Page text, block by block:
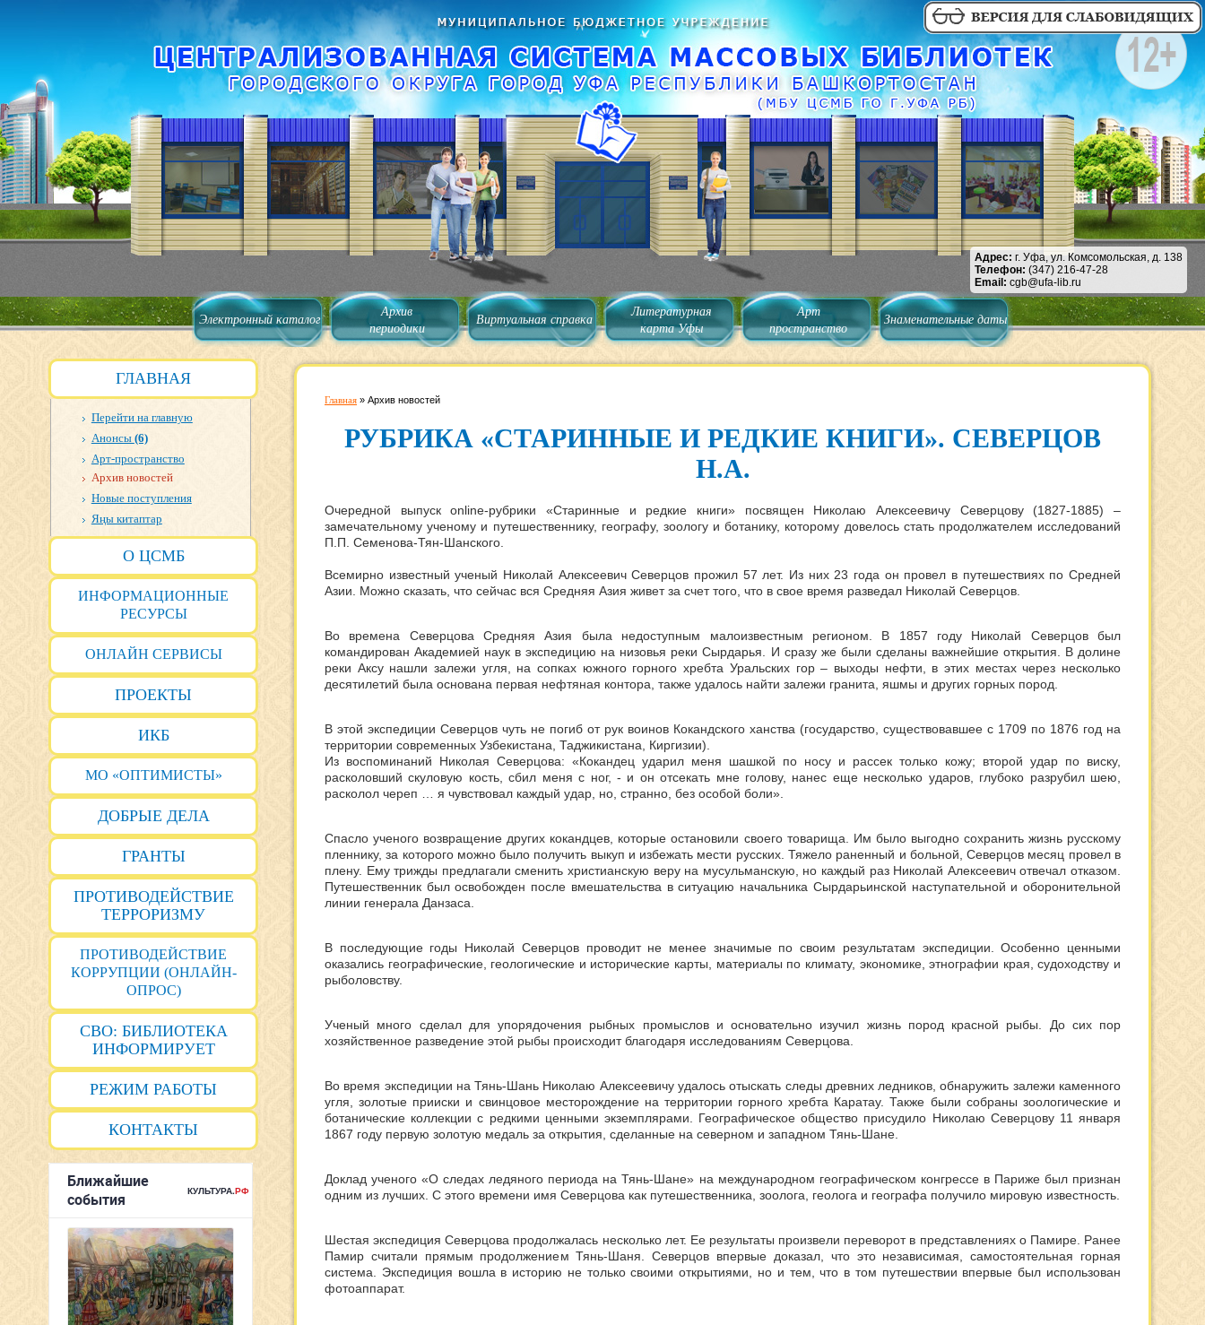
Электронный каталог
Архив
периодики
Виртуальная справка
Литературная
карта Уфы
Арт
пространство
Знаменательные даты
ГЛАВНАЯ
Перейти на главную
Анонсы (6)
Арт-пространство
Архив новостей
Новые поступления
Яңы китаптар
О ЦСМБ
ИНФОРМАЦИОННЫЕ
РЕСУРСЫ
ОНЛАЙН СЕРВИСЫ
ПРОЕКТЫ
ИКБ
МО «ОПТИМИСТЫ»
ДОБРЫЕ ДЕЛА
ГРАНТЫ
ПРОТИВОДЕЙСТВИЕ
ТЕРРОРИЗМУ
ПРОТИВОДЕЙСТВИЕ
КОРРУПЦИИ (ОНЛАЙН-
ОПРОС)
СВО: БИБЛИОТЕКА
ИНФОРМИРУЕТ
РЕЖИМ РАБОТЫ
КОНТАКТЫ
Главная » Архив новостей
РУБРИКА «СТАРИННЫЕ И РЕДКИЕ КНИГИ». СЕВЕРЦОВ
Н.А.
Очередной выпуск online-рубрики «Старинные и редкие книги» посвящен Николаю Алексеевичу Северцову (1827-1885) –
замечательному ученому и путешественнику, географу, зоологу и ботанику, которому довелось стать продолжателем исследований
П.П. Семенова-Тян-Шанского.
Всемирно известный ученый Николай Алексеевич Северцов прожил 57 лет. Из них 23 года он провел в путешествиях по Средней
Азии. Можно сказать, что сейчас вся Средняя Азия живет за счет того, что в свое время разведал Николай Северцов.
Во времена Северцова Средняя Азия была недоступным малоизвестным регионом. В 1857 году Николай Северцов был
командирован Академией наук в экспедицию на низовья реки Сырдарья. И сразу же были сделаны важнейшие открытия. В долине
реки Аксу нашли залежи угля, на сопках южного горного хребта Уральских гор – выходы нефти, в этих местах через несколько
десятилетий была основана первая нефтяная контора, также удалось найти залежи гранита, яшмы и других горных пород.
В этой экспедиции Северцов чуть не погиб от рук воинов Кокандского ханства (государство, существовавшее с 1709 по 1876 год на
территории современных Узбекистана, Таджикистана, Киргизии).
Из воспоминаний Николая Северцова: «Кокандец ударил меня шашкой по носу и рассек только кожу; второй удар по виску,
расколовший скуловую кость, сбил меня с ног, - и он отсекать мне голову, нанес еще несколько ударов, глубоко разрубил шею,
расколол череп … я чувствовал каждый удар, но, странно, без особой боли».
Спасло ученого возвращение других кокандцев, которые остановили своего товарища. Им было выгодно сохранить жизнь русскому
пленнику, за которого можно было получить выкуп и избежать мести русских. Тяжело раненный и больной, Северцов месяц провел в
плену. Ему трижды предлагали сменить христианскую веру на мусульманскую, но каждый раз Николай Алексеевич отвечал отказом.
Путешественник был освобожден после вмешательства в ситуацию начальника Сырдарьинской наступательной и оборонительной
линии генерала Данзаса.
В последующие годы Николай Северцов проводит не менее значимые по своим результатам экспедиции. Особенно ценными
оказались географические, геологические и исторические карты, материалы по климату, экономике, этнографии края, судоходству и
рыболовству.
Ученый много сделал для упорядочения рыбных промыслов и основательно изучил жизнь пород красной рыбы. До сих пор
хозяйственное разведение этой рыбы происходит благодаря исследованиям Северцова.
Во время экспедиции на Тянь-Шань Николаю Алексеевичу удалось отыскать следы древних ледников, обнаружить залежи каменного
угля, золотые прииски и свинцовое месторождение на территории горного хребта Каратау. Также были собраны зоологические и
ботанические коллекции с редкими ценными экземплярами. Географическое общество присудило Николаю Северцову 11 января
1867 году первую золотую медаль за открытия, сделанные на северном и западном Тянь-Шане.
Доклад ученого «О следах ледяного периода на Тянь-Шане» на международном географическом конгрессе в Париже был признан
одним из лучших. С этого времени имя Северцова как путешественника, зоолога, геолога и географа получило мировую известность.
Шестая экспедиция Северцова продолжалась несколько лет. Ее результаты произвели переворот в представлениях о Памире. Ранее
Памир считали прямым продолжением Тянь-Шаня. Северцов впервые доказал, что это независимая, самостоятельная горная
система. Экспедиция вошла в историю не только своими открытиями, но и тем, что в том путешествии впервые был использован
фотоаппарат.
Адрес: г. Уфа, ул. Комсомольская, д. 138
Телефон: (347) 216-47-28
Email: cgb@ufa-lib.ru